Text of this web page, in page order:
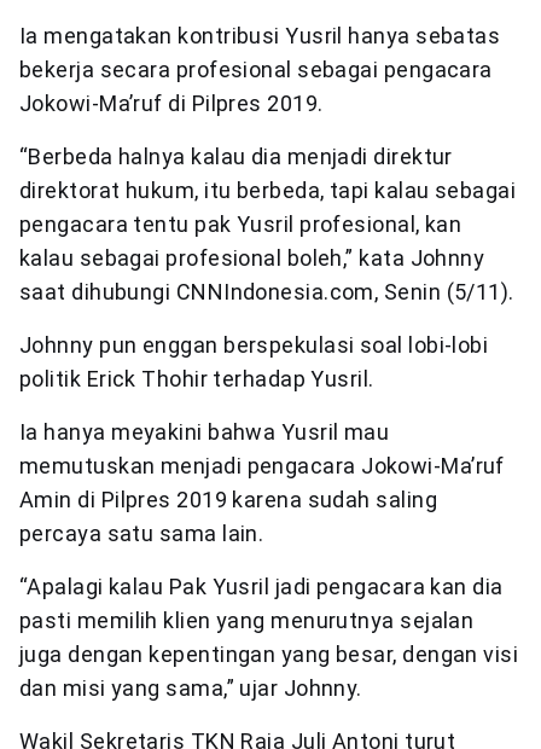
Ia mengatakan kontribusi Yusril hanya sebatas
bekerja secara profesional sebagai pengacara
Jokowi-Ma’ruf di Pilpres 2019.
“Berbeda halnya kalau dia menjadi direktur
direktorat hukum, itu berbeda, tapi kalau sebagai
pengacara tentu pak Yusril profesional, kan
kalau sebagai profesional boleh,” kata Johnny
saat dihubungi CNNIndonesia.com, Senin (5/11).
Johnny pun enggan berspekulasi soal lobi-lobi
politik Erick Thohir terhadap Yusril.
Ia hanya meyakini bahwa Yusril mau
memutuskan menjadi pengacara Jokowi-Ma’ruf
Amin di Pilpres 2019 karena sudah saling
percaya satu sama lain.
“Apalagi kalau Pak Yusril jadi pengacara kan dia
pasti memilih klien yang menurutnya sejalan
juga dengan kepentingan yang besar, dengan visi
dan misi yang sama,” ujar Johnny.
Wakil Sekretaris TKN Raja Juli Antoni turut